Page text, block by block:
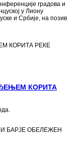
градова и
у Лиону
и Србије, на позив
КОРИТА